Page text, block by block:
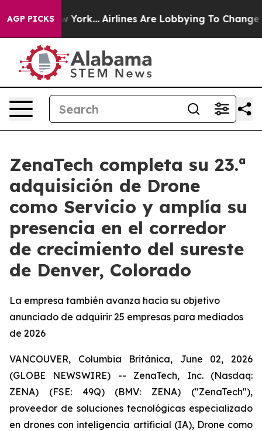
AGP PICKS
York... Airlines Are Lobbying To Change Airfare
ZenaTech completa su 23.ª
adquisición de Drone
como Servicio y amplía su
presencia en el corredor
de crecimiento del sureste
de Denver, Colorado
La empresa también avanza hacia su objetivo
anunciado de adquirir 25 empresas para mediados
de 2026
VANCOUVER, Columbia Británica, June 02, 2026
(GLOBE NEWSWIRE) -- ZenaTech, Inc. (Nasdaq:
ZENA) (FSE: 49Q) (BMV: ZENA) ("ZenaTech"),
proveedor de soluciones tecnológicas especializado
en drones con inteligencia artificial (IA), Drone como